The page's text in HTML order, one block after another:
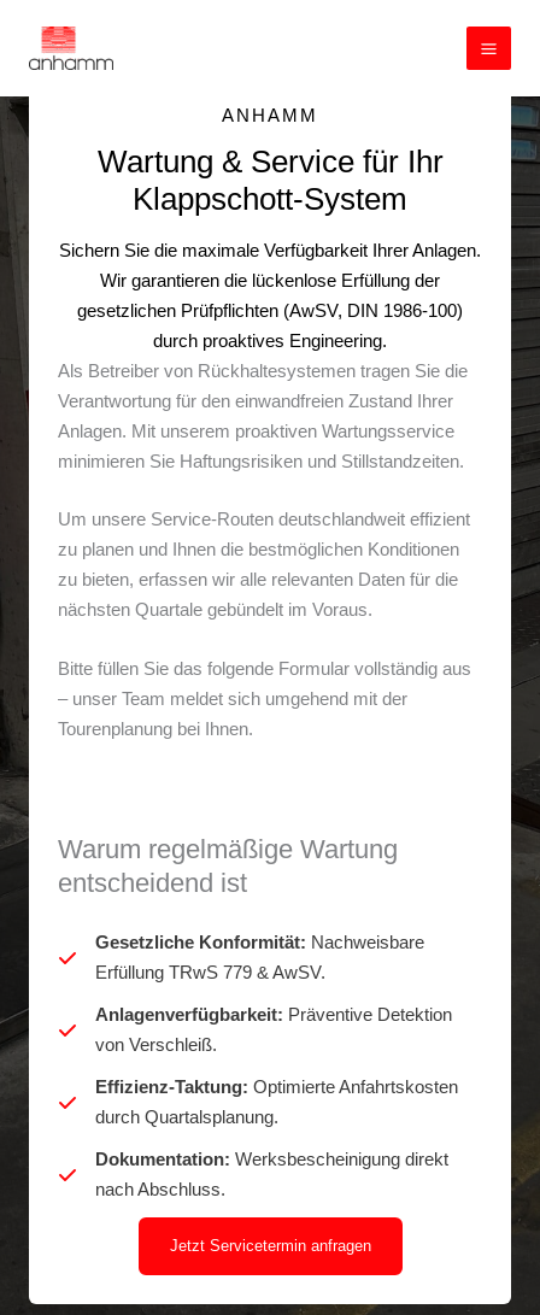
springen
ANHAMM
Wartung & Service für Ihr
Klappschott-System
Sichern Sie die maximale Verfügbarkeit Ihrer Anlagen.
Wir garantieren die lückenlose Erfüllung der
gesetzlichen Prüfpflichten (AwSV, DIN 1986-100)
durch proaktives Engineering.
Als Betreiber von Rückhaltesystemen tragen Sie die
Verantwortung für den einwandfreien Zustand Ihrer
Anlagen. Mit unserem proaktiven Wartungsservice
minimieren Sie Haftungsrisiken und Stillstandzeiten.
Um unsere Service-Routen deutschlandweit effizient
zu planen und Ihnen die bestmöglichen Konditionen
zu bieten, erfassen wir alle relevanten Daten für die
nächsten Quartale gebündelt im Voraus.
Bitte füllen Sie das folgende Formular vollständig aus
– unser Team meldet sich umgehend mit der
Tourenplanung bei Ihnen.
Warum regelmäßige Wartung
entscheidend ist
Gesetzliche Konformität: Nachweisbare
Erfüllung TRwS 779 & AwSV.
Anlagenverfügbarkeit: Präventive Detektion
von Verschleiß.
Effizienz-Taktung: Optimierte Anfahrtskosten
durch Quartalsplanung.
Dokumentation: Werksbescheinigung direkt
nach Abschluss.
Jetzt Servicetermin anfragen